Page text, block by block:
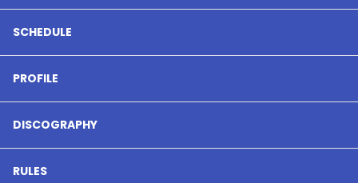
SCHEDULE
PROFILE
DISCOGRAPHY
RULES